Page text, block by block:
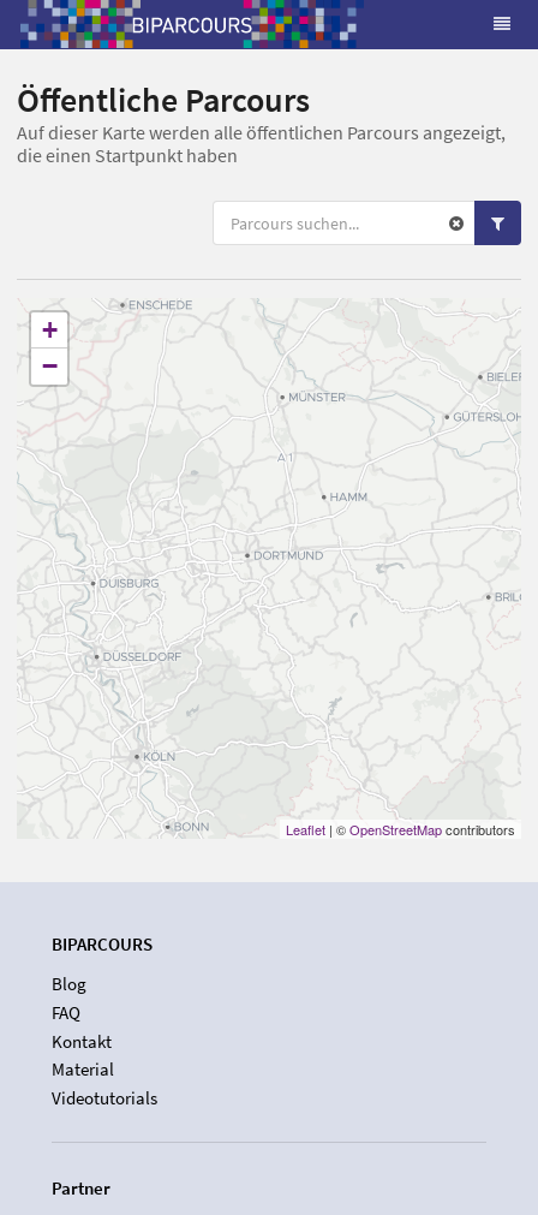
Öffentliche Parcours
Auf dieser Karte werden alle öffentlichen Parcours angezeigt,
die einen Startpunkt haben
+
−
Leaflet | ©OpenStreetMapcontributors
BIPARCOURS
Blog
FAQ
Kontakt
Material
Videotutorials
Partner